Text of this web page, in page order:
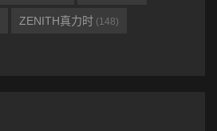
ZENITH真力时 (148)